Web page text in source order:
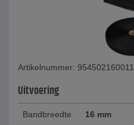
Artikelnummer: 954502160011
Uitvoering
Bandbreedte 16 mm